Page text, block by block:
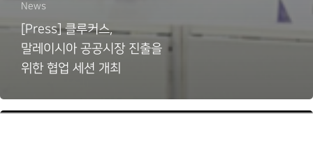
News
[Press] 클루커스,
말레이시아 공공시장 진출을
위한 협업 세션 개최